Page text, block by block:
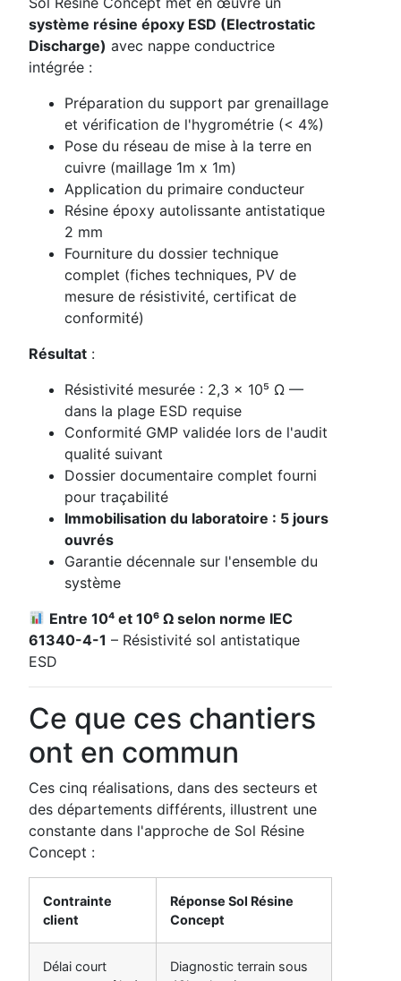
système résine époxy ESD (Electrostatic
Discharge) avec nappe conductrice
intégrée :
Préparation du support par grenaillage
et vérification de l'hygrométrie (< 4%)
Pose du réseau de mise à la terre en
cuivre (maillage 1m x 1m)
Application du primaire conducteur
Résine époxy autolissante antistatique
2 mm
Fourniture du dossier technique
complet (fiches techniques, PV de
mesure de résistivité, certificat de
conformité)
Résultat :
Résistivité mesurée : 2,3 × 10⁵ Ω —
dans la plage ESD requise
Conformité GMP validée lors de l'audit
qualité suivant
Dossier documentaire complet fourni
pour traçabilité
Immobilisation du laboratoire : 5 jours
ouvrés
Garantie décennale sur l'ensemble du
système
Entre 10⁴ et 10⁶ Ω selon norme IEC
61340-4-1 – Résistivité sol antistatique
ESD
Ce que ces chantiers
ont en commun
Ces cinq réalisations, dans des secteurs et
des départements différents, illustrent une
constante dans l'approche de Sol Résine
Concept :
Contrainte
client
Réponse Sol Résine
Concept
Délai court
Diagnostic terrain sous